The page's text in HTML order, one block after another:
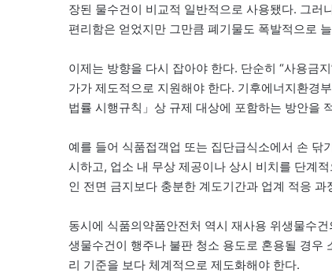
장된 물수건이 비교적 일반적으로 사용됐다. 그
편리함은 얻었지만 그만큼 폐기물도 폭발적으로
이제는 방향을 다시 잡아야 한다. 단순히 “사용금
가가 제도적으로 지원해야 한다. 기후에너지환경
법률 시행규칙」상 규제 대상에 포함하는 방안을
예를 들어 식품접객업 또는 집단급식소에서 손 닦
시하고, 업소 내 무상 제공이나 상시 비치를 단계
인 전면 금지보다 충분한 계도기간과 업계 적응
동시에 식품의약품안전처 역시 재사용 위생물수
생물수건이 행주나 불판 청소 용도로 혼용될 경우
리 기준을 보다 체계적으로 제도화해야 한다.